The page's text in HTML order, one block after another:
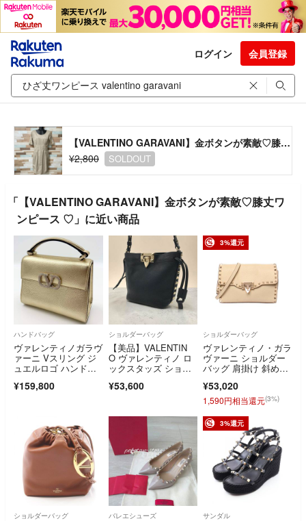
ログイン 会員登録
【VALENTINO GARAVANI】金ボタンが素敵♡膝丈ワンピース ♡
¥2,800
SOLDOUT
「【VALENTINO GARAVANI】金ボタンが素敵♡膝丈ワ
ンピース ♡」に近い商品
ハンドバッグ
ヴァレンティノガラヴ
ァーニ Vスリング ジ
ュエルロゴ ハンドバ
¥159,800
ショルダーバッグ
【美品】VALENTIN
O ヴァレンティノ ロ
ックスタッズ ショル
ラック レザー
¥53,600
3%還元
ショルダーバッグ
ヴァレンティノ・ガラ
ヴァーニ ショルダー
バッグ 肩掛け 斜め掛
ディース Valentino Ga
ravani
¥53,020
1,590円相当還元(3%)
ショルダーバッグ バレエシューズ
3%還元
サンダル